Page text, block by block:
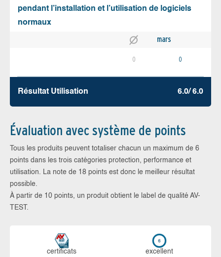
pendant l’installation et l’utilisation de logiciels
normaux
mars
0 0
Résultat Utilisation 6.0/ 6.0
Évaluation avec système de points
Tous les produits peuvent totaliser chacun un maximum de 6
points dans les trois catégories protection, performance et
utilisation. La note de 18 points est donc le meilleur résultat
possible.
À partir de 10 points, un produit obtient le label de qualité AV-
TEST.
certi­ficats ex­cellent